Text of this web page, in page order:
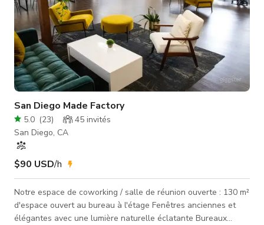
San Diego Made Factory
5.0 (23) 45 invités
San Diego, CA
$90 USD/h
Notre espace de coworking / salle de réunion ouverte : 130 m²
d'espace ouvert au bureau à l'étage Fenêtres anciennes et
élégantes avec une lumière naturelle éclatante Bureaux